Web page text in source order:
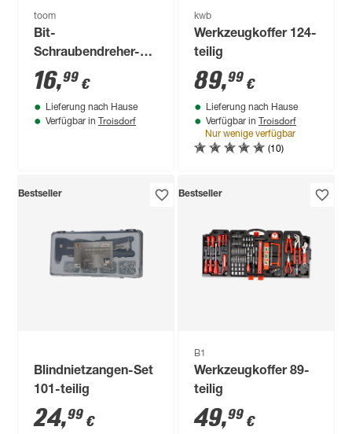
toom
Bit-
Schraubendreher-
Set 1/4" 89-teilig
16,99 €
Lieferung nach Hause
Verfügbar in Troisdorf
kwb
Werkzeugkoffer 124-
teilig
89,99 €
Lieferung nach Hause
Verfügbar in Troisdorf
Nur wenige verfügbar
(10)
Bestseller
Blindnietzangen-Set
101-teilig
24,99 €
Bestseller
B1
Werkzeugkoffer 89-
teilig
49,99 €